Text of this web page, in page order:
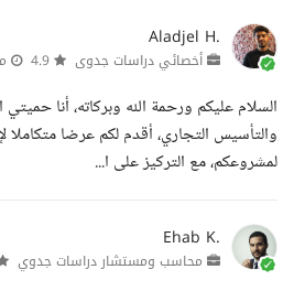
Aladjel H.
أخصائي دراسات جدوى
السلام عليكم ورحمة الله وبركاته، أنا
والتأسيس التجاري، أقدم لكم عرضا
لمشروعكم، مع التركيز على ا...
Ehab K.
محاسب ومستشار دراسات جدوي